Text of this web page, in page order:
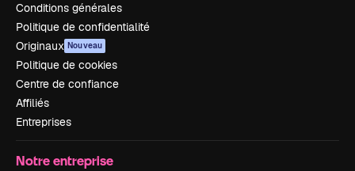
Conditions générales
Politique de confidentialité
Originaux Nouveau
Politique de cookies
Centre de confiance
Affiliés
Entreprises
Notre entreprise